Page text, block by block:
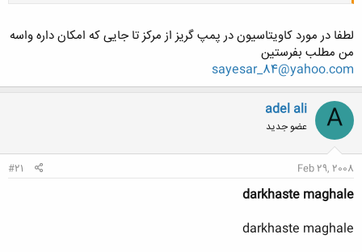
لطفا در مورد کاویتاسیون در پمپ گریز از مرکز تا جایی که امکان داره واسه
من مطلب بفرستین
sayesar_84@yahoo.com
A
adel ali
عضو جدید
Feb 29, 2008
#21
darkhaste maghale
darkhaste maghale